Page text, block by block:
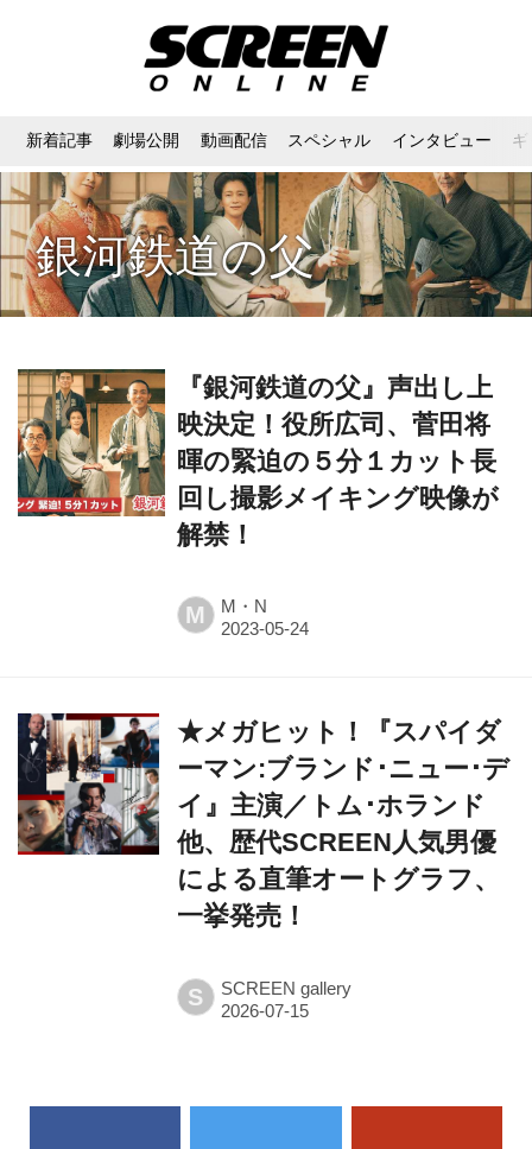
新着記事 劇場公開 動画配信 スペシャル インタビュー
銀河鉄道の父
『銀河鉄道の父』声出し上
映決定！役所広司、菅田将
暉の緊迫の５分１カット長
回し撮影メイキング映像が
解禁！
M M・N
★メガヒット！『スパイダ
ーマン:ブランド･ニュー･デ
イ』主演／トム･ホランド
他、歴代SCREEN人気男優
による直筆オートグラフ、
一挙発売！
S SCREEN gallery